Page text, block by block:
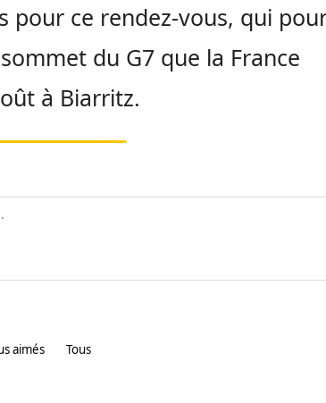
pour ce rendez-vous, qui
du G7 que la France
à Biarritz.
aimés Tous